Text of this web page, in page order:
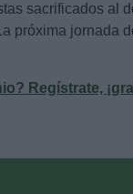
sacrificados al
próxima jornada
Regístrate,